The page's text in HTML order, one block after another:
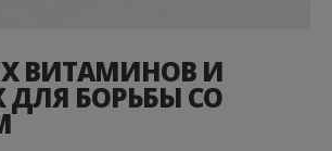
ВИТАМИНОВ И
ДЛЯ БОРЬБЫ СО